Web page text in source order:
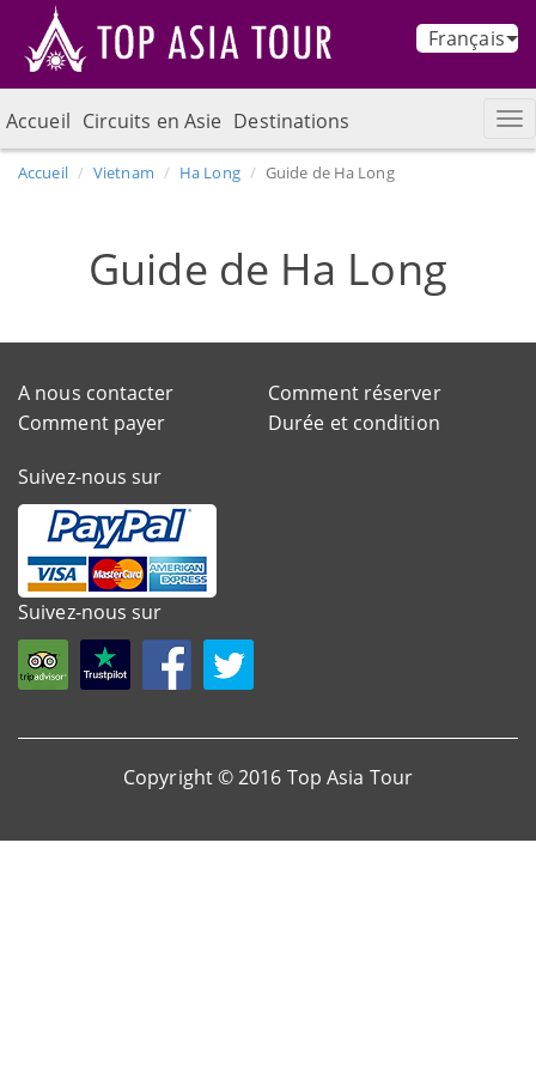
Français
Accueil Circuits en Asie Destinations
Accueil Vietnam Ha Long Guide de Ha Long
Guide de Ha Long
A nous contacter
Comment réserver
Comment payer
Durée et condition
Suivez-nous sur
Suivez-nous sur
Copyright © 2016 Top Asia Tour